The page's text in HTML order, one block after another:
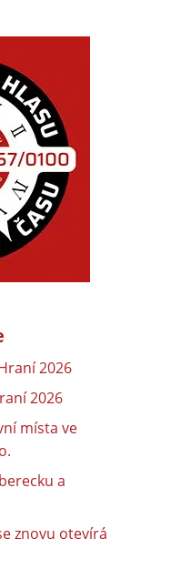
2026
2026
místa ve
a
znovu otevírá